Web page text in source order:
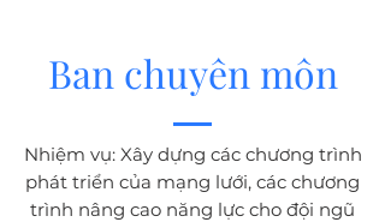
Ban chuyên môn
Nhiệm vụ: Xây dựng các chương trình
phát triển của mạng lưới, các chương
trình nâng cao năng lực cho đội ngũ